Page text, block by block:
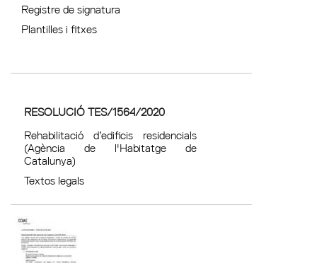
Registre de signatura
Plantilles i fitxes
RESOLUCIÓ TES/1564/2020
Rehabilitació d’edificis residencials
(Agència de l'Habitatge de
Catalunya)
Textos legals